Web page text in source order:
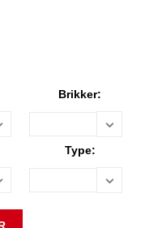
Brikker:
Type: